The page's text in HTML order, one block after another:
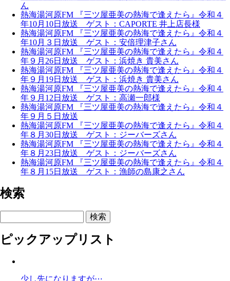
ん
熱海湯河原FM 『三ツ屋亜美の熱海で逢えたら』令和４
年10月10日放送 ゲスト：CAPORTE 井上店長様
熱海湯河原FM 『三ツ屋亜美の熱海で逢えたら』令和４
年10月３日放送 ゲスト：安倍理津子さん
熱海湯河原FM 『三ツ屋亜美の熱海で逢えたら』令和４
年９月26日放送 ゲスト：浜焼き 貴美さん
熱海湯河原FM 『三ツ屋亜美の熱海で逢えたら』令和４
年９月19日放送 ゲスト：浜焼き 貴美さん
熱海湯河原FM 『三ツ屋亜美の熱海で逢えたら』令和４
年９月12日放送 ゲスト：高瀬一郎様
熱海湯河原FM 『三ツ屋亜美の熱海で逢えたら』令和４
年９月５日放送
熱海湯河原FM 『三ツ屋亜美の熱海で逢えたら』令和４
年８月30日放送 ゲスト：ジーバーズさん
熱海湯河原FM 『三ツ屋亜美の熱海で逢えたら』令和４
年８月23日放送 ゲスト：ジーバーズさん
熱海湯河原FM 『三ツ屋亜美の熱海で逢えたら』令和４
年８月15日放送 ゲスト：漁師の島康之さん
検索
検索
ピックアップリスト
少し先になりますが⋯